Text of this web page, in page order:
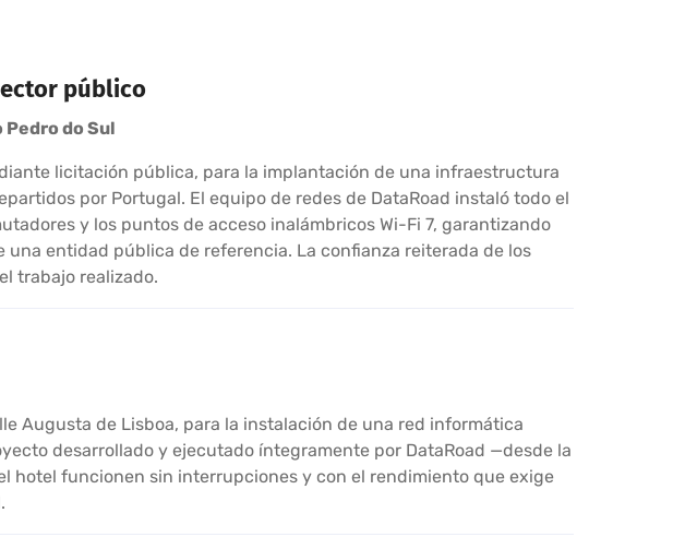
público
Pedro do Sul
licitación pública, para la implantación de una infraestructura
por Portugal. El equipo de redes de DataRoad instaló todo el
y los puntos de acceso inalámbricos Wi-Fi 7, garantizando
entidad pública de referencia. La confianza reiterada de los
trabajo realizado.
Augusta de Lisboa, para la instalación de una red informática
desarrollado y ejecutado íntegramente por DataRoad —desde la
hotel funcionen sin interrupciones y con el rendimiento que exige